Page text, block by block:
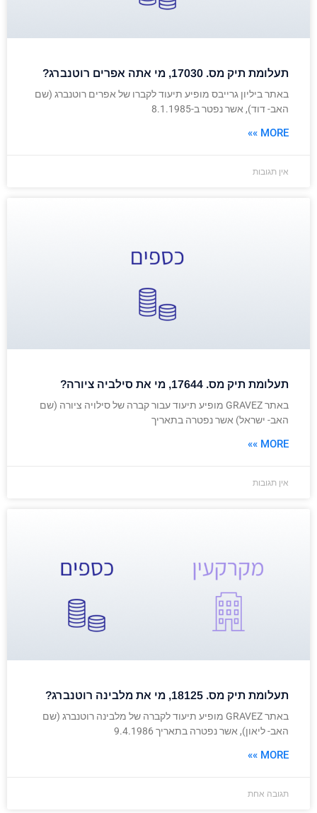
תעלומת תיק מס. 17030, מי אתה אפרים רוטנברג?
באתר ביליון גרייבס מופיע תיעוד לקברו של אפרים רוטנברג (שם
האב- דוד), אשר נפטר ב-8.1.1985
MORE »»
אין תגובות
תעלומת תיק מס. 17644, מי את סילביה ציורה?
באתר GRAVEZ מופיע תיעוד עבור קברה של סילויה ציורה (שם
האב- ישראל) אשר נפטרה בתאריך
MORE »»
אין תגובות
תעלומת תיק מס. 18125, מי את מלבינה רוטנברג?
באתר GRAVEZ מופיע תיעוד לקברה של מלבינה רוטנברג (שם
האב- ליאון), אשר נפטרה בתאריך 9.4.1986
MORE »»
תגובה אחת